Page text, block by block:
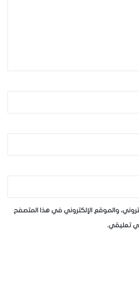
والموقع الإلكتروني في هذا المتصفح
في تعليقي.